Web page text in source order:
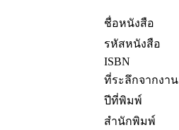
ชื่อหนังสือ
รหัสหนังสือ
ISBN
ที่ระลึกจากงาน
ปีที่พิมพ์
สำนักพิมพ์